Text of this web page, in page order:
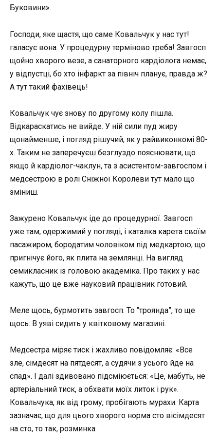
Буковини».
Господи, яке щастя, що саме Ковальчук у нас тут!
галасує вона. У процедурну терміново треба! Завгосп
щойно хворого везе, а санаторного кардіолога немає,
у відпустці, бо хто інфаркт за північ планує, правда ж?
А тут такий фахівець!
Ковальчук чує знову по другому колу пішла.
Відкараскатись не вийде. У ній сили пуд жиру
щонайменше, і погляд рішучий, як у райвиконкомі 80-
х. Таким не заперечуєш безглуздо пояснювати, що
якщо й кардіолог-чаклун, та з асистентом-завгоспом і
медсестрою в ролі Сніжної Королеви тут мало що
зміниш.
Зажурено Ковальчук іде до процедурної. Завгосп
уже там, одержимий у погляді, і каталка карета своїм
пасажиром, бородатим чоловіком під медкартою, що
пригнічує його, як плита на землянці. На вигляд
семикласник із головою академіка. Про таких у нас
кажуть, що це вже науковий працівник готовий.
Меле щось, бурмотить завгосп. То “троянда”, то ще
щось. В уяві сидить у квітковому магазині.
Медсестра міряє тиск і жахливо повідомляє: «Все
зле, сімдесят на пятдесят, а судячи з усього йде на
спад». І далі здивовано підсміюється: «Це, мабуть, не
артеріальний тиск, а обхвати моїх литок і рук».
Ковальчука, як від грому, пробігають мурахи. Карта
зазначає, що для цього хворого норма сто вісімдесят
на сто, то так, розминка.